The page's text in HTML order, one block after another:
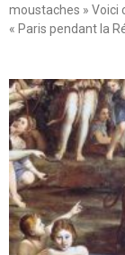
moustaches » Voici
« Paris pendant la